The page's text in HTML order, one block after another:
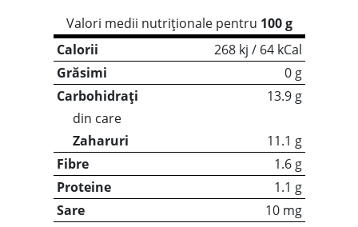
Valori medii nutriționale pentru 100 g
Calorii
268 kj / 64 kCal
Grăsimi
0 g
Carbohidrați
13.9 g
din care
Zaharuri
11.1 g
Fibre
1.6 g
Proteine
1.1 g
Sare
10 mg